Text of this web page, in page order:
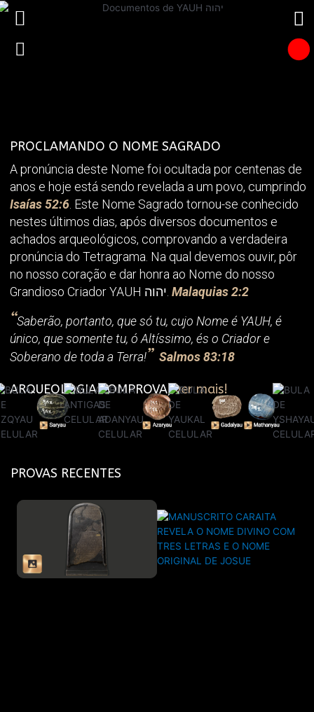
PROCLAMANDO O NOME SAGRADO
A pronúncia deste Nome foi ocultada por centenas de
anos e hoje está sendo revelada a um povo, cumprindo
Isaías 52:6. Este Nome Sagrado tornou-se conhecido
nestes últimos dias, após diversos documentos e
achados arqueológicos, comprovando a verdadeira
pronúncia do Tetragrama. Na qual devemos ouvir, pôr
no nosso coração e dar honra ao Nome do nosso
Grandioso Criador YAUH יהוה.Malaquias 2:2
“Saberão, portanto, que só tu, cujo Nome é YAUH, é
único, que somente tu, ó Altíssimo, és o Criador e
Soberano de toda a Terra!”Salmos 83:18
ARQUEOLOGIA COMPROVA, ver mais!
PROVAS RECENTES